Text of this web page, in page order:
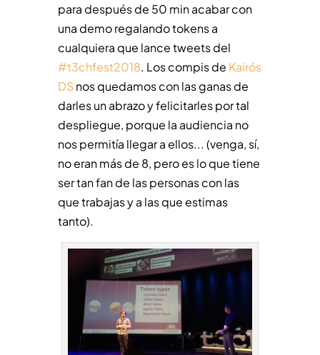
para después de 50 min acabar con
una demo regalando tokens a
cualquiera que lance tweets del
#t3chfest2018. Los compis de Kairós
DSnos quedamos con las ganas de
darles un abrazo y felicitarles por tal
despliegue, porque la audiencia no
nos permitía llegar a ellos... (venga, sí,
no eran más de 8, pero es lo que tiene
ser tan fan de las personas con las
que trabajas y a las que estimas
tanto).